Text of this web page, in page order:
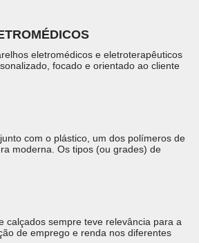
eletromédicos e eletroterapêuticos
focado e orientado ao cliente
com o plástico, um dos polímeros de
moderna. Os tipos (ou grades) de
calçados sempre teve relevância para a
de emprego e renda nos diferentes